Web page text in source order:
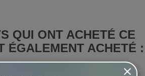
QUI ONT ACHETÉ CE
ÉGALEMENT ACHETÉ :